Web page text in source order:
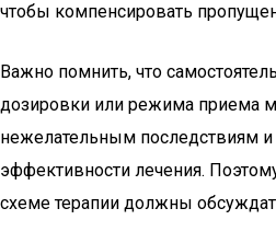
чтобы компенсировать
Важно помнить, что
дозировки или режима приема
нежелательным последствиям
эффективности лечения.
схеме терапии должны